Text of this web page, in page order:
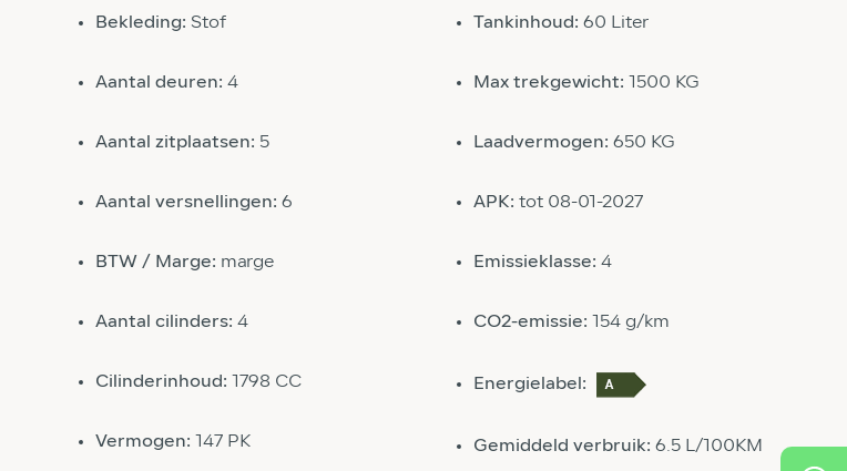
Bekleding: Stof
Aantal deuren: 4
Aantal zitplaatsen: 5
Aantal versnellingen: 6
BTW / Marge: marge
Aantal cilinders: 4
Cilinderinhoud: 1798 CC
Vermogen: 147 PK
Tankinhoud:60 Liter
Max trekgewicht: 1500 KG
Laadvermogen:650 KG
APK:tot 08-01-2027
Emissieklasse:4
CO2-emissie: 154 g/km
Energielabel:
Gemiddeld verbruik:6.5 L/100KM